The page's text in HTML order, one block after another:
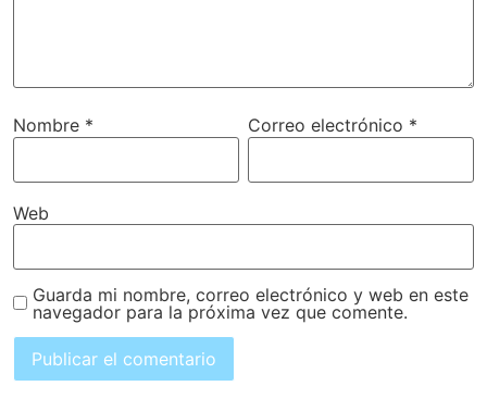
Nombre * Correo electrónico *
Web
Guarda mi nombre, correo electrónico y web en este
navegador para la próxima vez que comente.